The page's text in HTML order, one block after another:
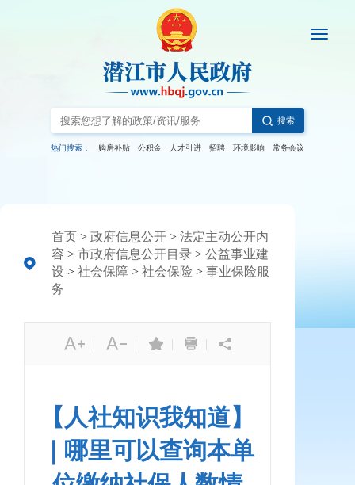
搜索
热门搜索： 购房补贴 公积金 人才引进 招聘 环境影响 常务会议
首页 > 政府信息公开 > 法定主动公开内
容 > 市政府信息公开目录 > 公益事业建
设 > 社会保障 > 社会保险 > 事业保险服
务
| | | |
【人社知识我知道】
｜哪里可以查询本单